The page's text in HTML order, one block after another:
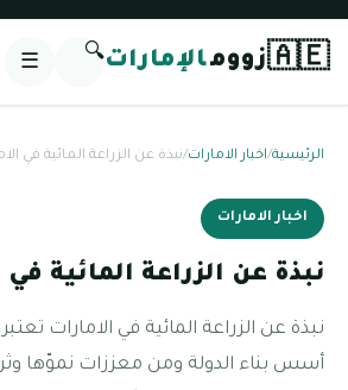
🇦🇪زوومالإمارات🔍
☰
الرئيسية/اخبار الامارات/نبذة عن الزراعة المائية في
اخبار الامارات
نبذة عن الزراعة المائية في
نبذة عن الزراعة المائية في الامارات تعتبر
أسس بناء الدولة ومن معززات نموّها